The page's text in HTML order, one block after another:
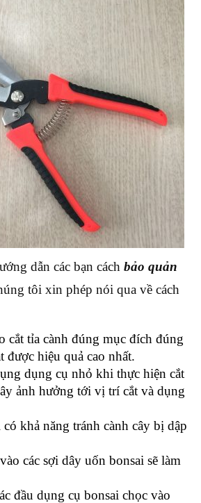
dẫn các bạn cách bảo quản
tôi xin phép nói qua về cách
cắt tỉa cành đúng mục đích đúng
được hiệu quả cao nhất.
dụng cụ nhỏ khi thực hiện cắt
ảnh hưởng tới vị trí cắt và dụng
khả năng tránh cành cây bị dập
các sợi dây uốn bonsai sẽ làm
đầu dụng cụ bonsai chọc vào